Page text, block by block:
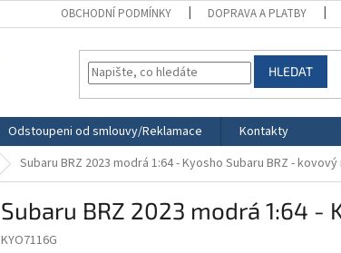
OBCHODNÍ PODMÍNKY DOPRAVA A PLATBY
HLEDAT
Odstoupeni od smlouvy/Reklamace
Kontakty
Subaru BRZ 2023 modrá 1:64 - Kyosho Subaru BRZ -
Subaru BRZ 2023 modrá 1:64 -
KYO7116G